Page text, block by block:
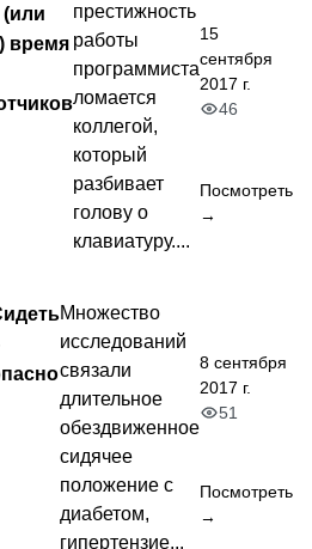
время
престижность
работы
программиста
ломается
коллегой,
который
разбивает
голову о
клавиатуру....
15
сентября
2017 г.
46
Посмотреть
→
Множество
исследований
связали
длительное
обездвиженное
сидячее
положение с
диабетом,
гипертензие...
8 сентября
2017 г.
51
Посмотреть
→